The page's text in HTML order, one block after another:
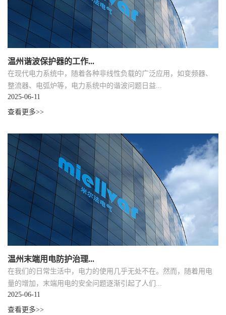
温州谐波保护器的工作...
在现代电力系统中，随着各种非线性负载的广泛应用，如变频器、
整流器、电弧炉等，电力系统中的谐波问题日益...
2025-06-11
查看更多>>
温州末端用电防护治理...
在我们的日常生活中，电力的使用几乎无处不在。然而，随着用电
量的增加，末端用电的安全问题逐渐引起了人们...
2025-06-11
查看更多>>